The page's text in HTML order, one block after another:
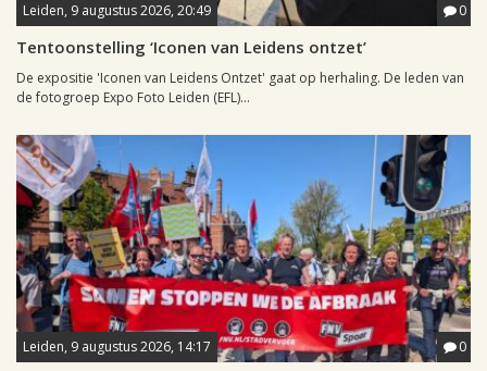
Leiden, 9 augustus 2026, 20:49 0
Tentoonstelling ‘Iconen van Leidens ontzet’
De expositie 'Iconen van Leidens Ontzet' gaat op herhaling. De leden van
de fotogroep Expo Foto Leiden (EFL)...
Leiden, 9 augustus 2026, 14:17 0